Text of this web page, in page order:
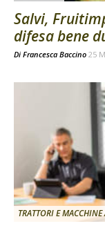
Salvi,
difesa bene
Di Francesca Baccino 25
TRATTORI E MACCHINE